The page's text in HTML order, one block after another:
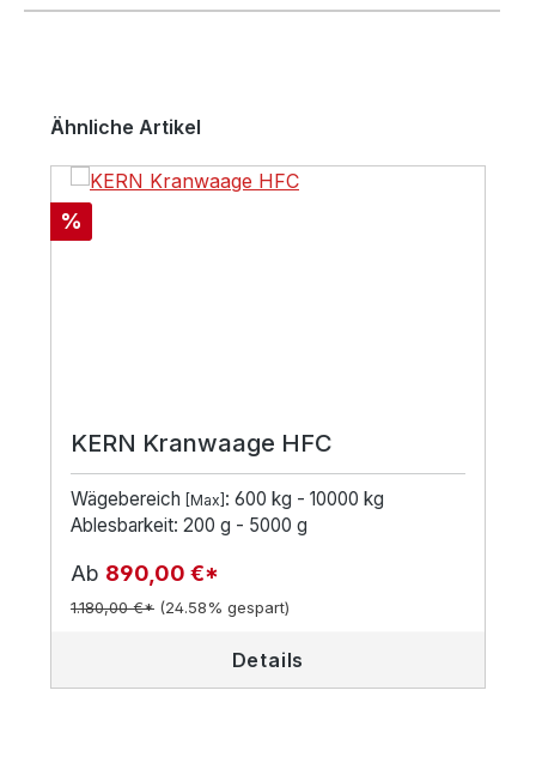
Produktgalerie überspringen
Ähnliche Artikel
Rabatt
%
KERN Kranwaage HFC
Wägebereich [Max] : 600 kg - 10000 kg
Ablesbarkeit: 200 g - 5000 g
Ab 890,00 €*
1.180,00 €* (24.58% gespart)
Details